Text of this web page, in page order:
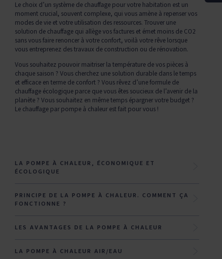
Le choix d’un système de chauffage pour votre habitation est un
moment crucial, souvent complexe, qui vous amène à repenser vos
modes de vie et votre utilisation des ressources. Trouver une
solution de chauffage qui allège vos factures et émet moins de CO2
sans vous faire renoncer à votre confort, voilà votre rêve lorsque
vous entreprenez des travaux de construction ou de rénovation.
Vous souhaitez pouvoir maitriser la température de vos pièces à
chaque saison ? Vous cherchez une solution durable dans le temps
et efficace en terme de confort ? Vous rêvez d’une formule de
chauffage écologique parce que vous êtes soucieux de l’avenir de la
planète ? Vous souhaitez en même temps épargner votre budget ?
Le chauffage par pompe à chaleur est fait pour vous !
LA POMPE À CHALEUR, ÉCONOMIQUE ET
ÉCOLOGIQUE
PRINCIPE DE LA POMPE À CHALEUR. COMMENT ÇA
FONCTIONNE ?
LES AVANTAGES DE LA POMPE À CHALEUR
LA POMPE À CHALEUR AIR/EAU